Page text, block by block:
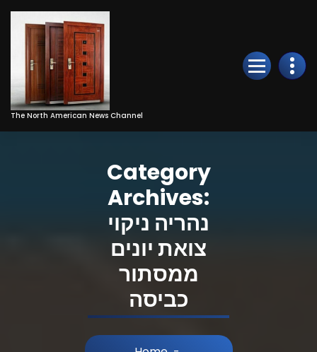
Skip
Content
The North American News Channel
Category
Archives:
נהריה ניקוי
צואת יונים
ממסתור
כביסה